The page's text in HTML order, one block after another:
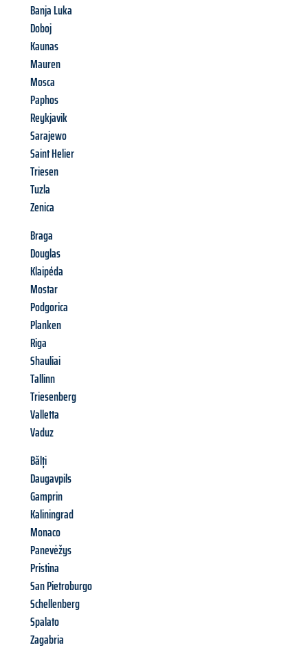
Banja Luka
Doboj
Kaunas
Mauren
Mosca
Paphos
Reykjavik
Sarajewo
Saint Helier
Triesen
Tuzla
Zenica
Braga
Douglas
Klaipéda
Mostar
Podgorica
Planken
Riga
Shauliai
Tallinn
Triesenberg
Valletta
Vaduz
Bălți
Daugavpils
Gamprin
Kaliningrad
Monaco
Panevėžys
Pristina
San Pietroburgo
Schellenberg
Spalato
Zagabria